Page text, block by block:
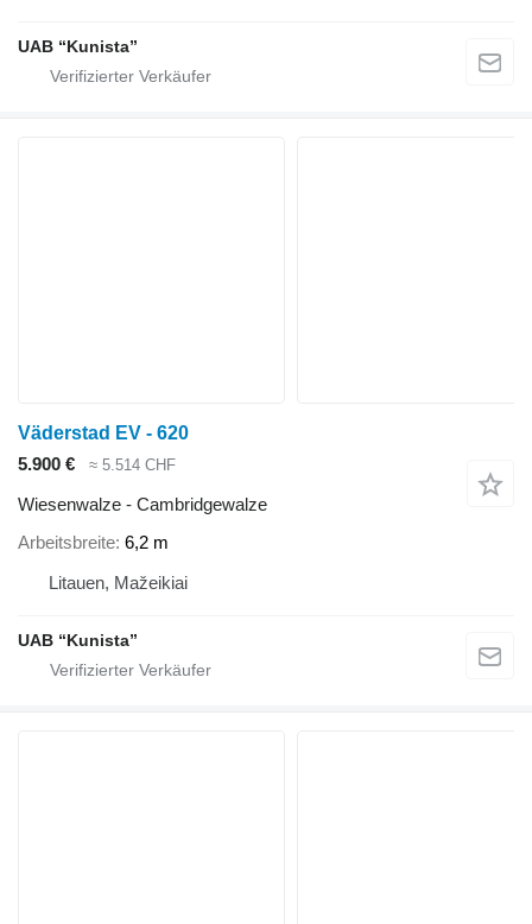
UAB “Kunista”
Väderstad EV - 620
5.900 €
≈ 5.514 CHF
Wiesenwalze - Cambridgewalze
Arbeitsbreite 6,2 m
Litauen, Mažeikiai
UAB “Kunista”